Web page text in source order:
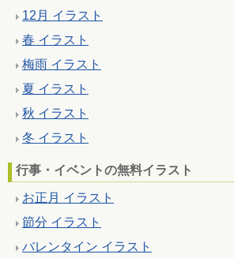
12月 イラスト
春 イラスト
梅雨 イラスト
夏 イラスト
秋 イラスト
冬 イラスト
行事・イベントの無料イラスト
お正月 イラスト
節分 イラスト
バレンタイン イラスト